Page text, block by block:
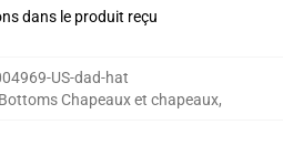
dans le produit reçu
US-dad-hat
Chapeaux et chapeaux,